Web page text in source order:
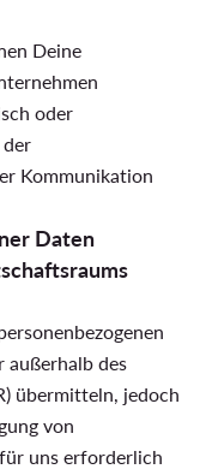
Deine
oder
Kommunikation
Daten
außerhalb des
übermitteln, jedoch
von
uns erforderlich